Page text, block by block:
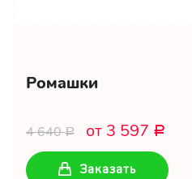
Ромашки
4 640Р от 3 597 Р
Заказать